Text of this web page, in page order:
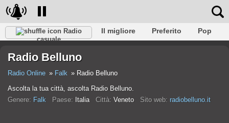
Radio
casuale
Il migliore Preferito
Pop
Rap
Falk Jazz
Radio Belluno
Radio Online Falk
Radio Belluno
Ascolta la tua città, ascolta Radio Belluno.
Genere: Falk Paese: Italia Città: Veneto Sito web: radiobelluno.it